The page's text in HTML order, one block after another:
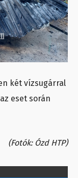
két vízsugárral
eset során
(Fotók: Ózd HTP)